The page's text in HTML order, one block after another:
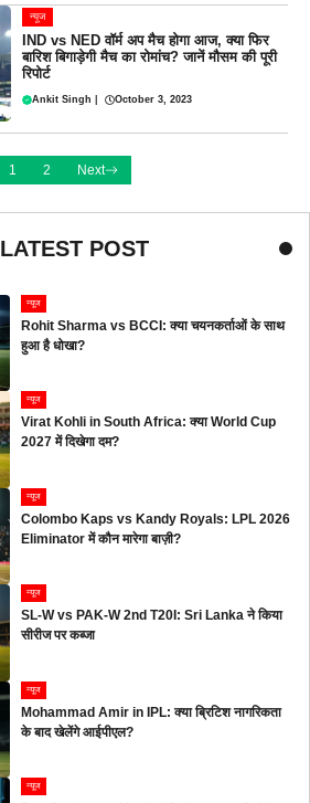
न्यूज
IND vs NED वॉर्म अप मैच होगा आज, क्या फिर
बारिश बिगाड़ेगी मैच का रोमांच? जानें मौसम की पूरी
रिपोर्ट
Ankit Singh October 3, 2023
1 2 Next
LATEST POST
न्यूज
Rohit Sharma vs BCCI: क्या चयनकर्ताओं के साथ
हुआ है धोखा?
न्यूज
Virat Kohli in South Africa: क्या World Cup
2027 में दिखेगा दम?
न्यूज
Colombo Kaps vs Kandy Royals: LPL 2026
Eliminator में कौन मारेगा बाज़ी?
न्यूज
SL-W vs PAK-W 2nd T20I: Sri Lanka ने किया
सीरीज पर कब्जा
न्यूज
Mohammad Amir in IPL: क्या ब्रिटिश नागरिकता
के बाद खेलेंगे आईपीएल?
न्यूज